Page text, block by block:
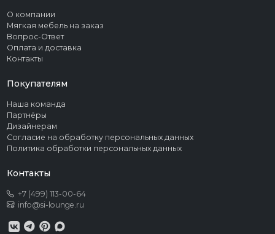
О компании
Мягкая мебель на заказ
Вопрос-Ответ
Оплата и доставка
Контакты
Покупателям
Наша команда
Партнёры
Дизайнерам
Согласие на обработку персональных данных
Политика обработки персональных данных
Контакты
+7 (499) 113-00-64
info@si-lounge.ru